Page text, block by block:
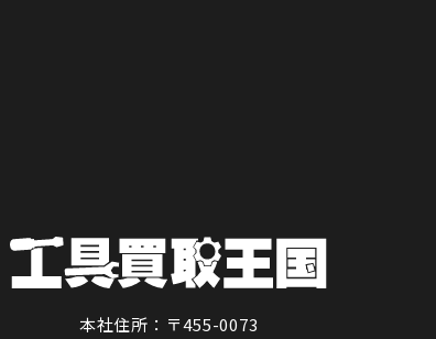
本社住所：〒455-0073